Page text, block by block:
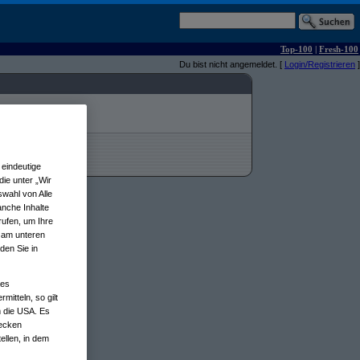
Top-100 | Fresh-100
Du bist nicht angemeldet. [ Login/Registrieren ]
unter „Wir
von Alle
Inhalte
um Ihre
unteren
Sie in
so gilt
die USA. Es
in dem